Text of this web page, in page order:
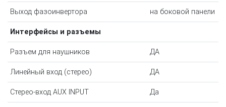
Выход фазоинвертора на боковой панели
Интерфейсы и разъемы
Разъем для наушников ДА
Линейный вход (стерео) ДА
Стерео-вход AUX INPUT Да